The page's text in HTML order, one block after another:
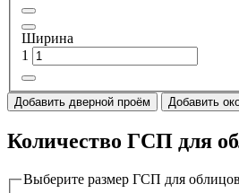
Ширина
1
Добавить дверной проём Добавить
Количество ГСП для
Выберите размер ГСП для